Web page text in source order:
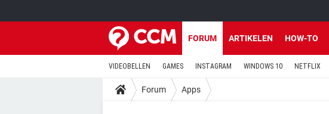
FORUM ARTIKELEN HOW-TO
VIDEOBELLEN GAMES INSTAGRAM WINDOWS 10 NETFLIX
Forum Apps